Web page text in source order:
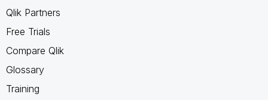
Qlik Partners
Free Trials
Compare Qlik
Glossary
Training